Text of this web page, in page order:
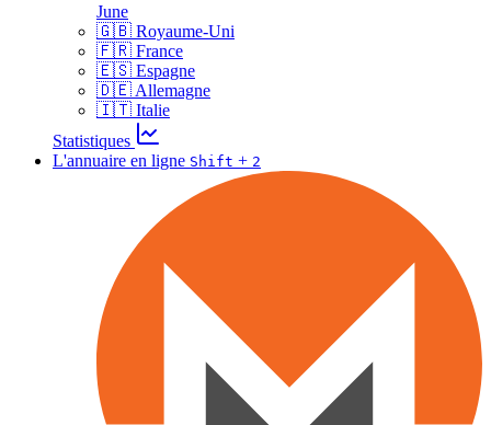
June
🇬🇧 Royaume-Uni
🇫🇷 France
🇪🇸 Espagne
🇩🇪 Allemagne
🇮🇹 Italie
Statistiques
L'annuaire en ligne Shift + 2